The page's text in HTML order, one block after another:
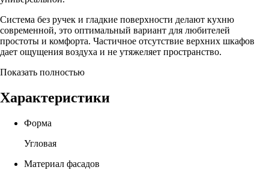
Система без ручек и гладкие поверхности делают кухню
современной, это оптимальный вариант для любителей
простоты и комфорта. Частичное отсутствие верхних шкафов
дает ощущения воздуха и не утяжеляет пространство.
Показать полностью
Характеристики
Форма
Угловая
Материал фасадов